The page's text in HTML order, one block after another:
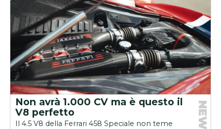
Non avrà 1.000 CV ma è questo il
V8 perfetto
Il 4.5 V8 della Ferrari 458 Speciale non teme
NEWS